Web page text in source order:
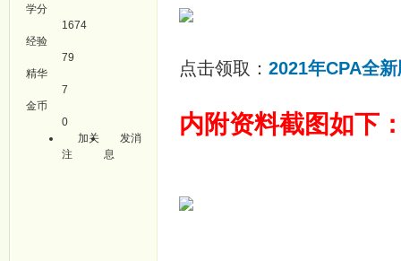
学分
1674
经验
79
精华
7
金币
0
加关
注
发消
息
点击领取： 2021年CPA全
内附资料截图如下